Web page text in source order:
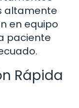
altamente
en equipo
paciente
Rápida